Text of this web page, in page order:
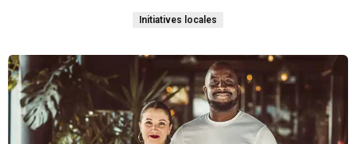
Initiatives locales